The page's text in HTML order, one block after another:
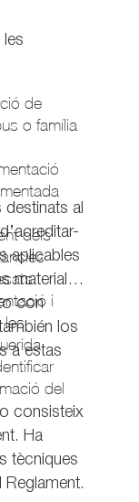
les
de
o família
dels
i
les
del
al
aplicables
materiales
con
los
a estas
consisteix
Ha
tècniques
Reglament.